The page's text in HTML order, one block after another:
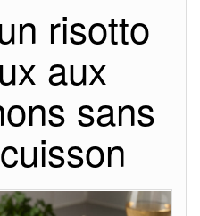
risotto
aux
sans